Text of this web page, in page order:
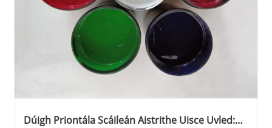
Dúigh Priontála Scáileán Aistrithe Uisce Uvled: